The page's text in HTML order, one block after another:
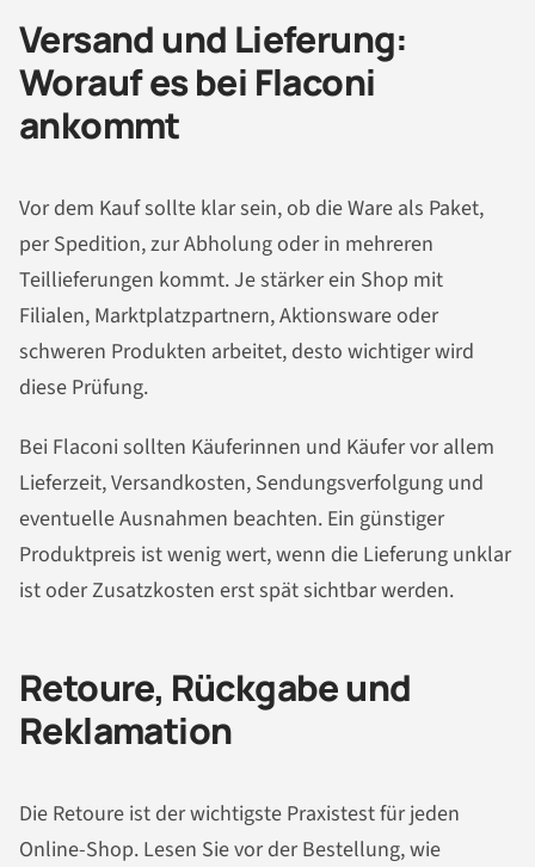
Versand und Lieferung:
Worauf es bei Flaconi
ankommt
Vor dem Kauf sollte klar sein, ob die Ware als Paket,
per Spedition, zur Abholung oder in mehreren
Teillieferungen kommt. Je stärker ein Shop mit
Filialen, Marktplatzpartnern, Aktionsware oder
schweren Produkten arbeitet, desto wichtiger wird
diese Prüfung.
Bei Flaconi sollten Käuferinnen und Käufer vor allem
Lieferzeit, Versandkosten, Sendungsverfolgung und
eventuelle Ausnahmen beachten. Ein günstiger
Produktpreis ist wenig wert, wenn die Lieferung unklar
ist oder Zusatzkosten erst spät sichtbar werden.
Retoure, Rückgabe und
Reklamation
Die Retoure ist der wichtigste Praxistest für jeden
Online-Shop. Lesen Sie vor der Bestellung, wie